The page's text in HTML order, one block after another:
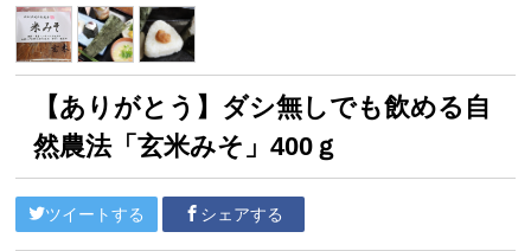
【ありがとう】ダシ無しでも飲める自
然農法「玄米みそ」400ｇ
ツイートする シェアする